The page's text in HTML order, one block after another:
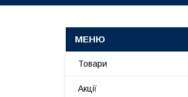
Товари
Акції